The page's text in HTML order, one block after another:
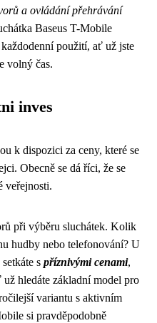
a ovládání přehrávání
Baseus T-Mobile
použití, ať už jste
volný čas.
inves
k dispozici za ceny, které se
Obecně se dá říci, že se
veřejnosti.
při výběru sluchátek. Kolik
hudby nebo telefonování? U
s příznivými cenami,
hledáte základní model pro
variantu s aktivním
si pravděpodobně